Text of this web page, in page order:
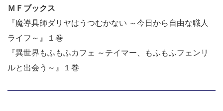
ＭＦブックス
『魔導具師ダリヤはうつむかない ～今日から自由な職人
ライフ～』１巻
『異世界もふもふカフェ ～テイマー、もふもふフェンリ
ルと出会う～』１巻